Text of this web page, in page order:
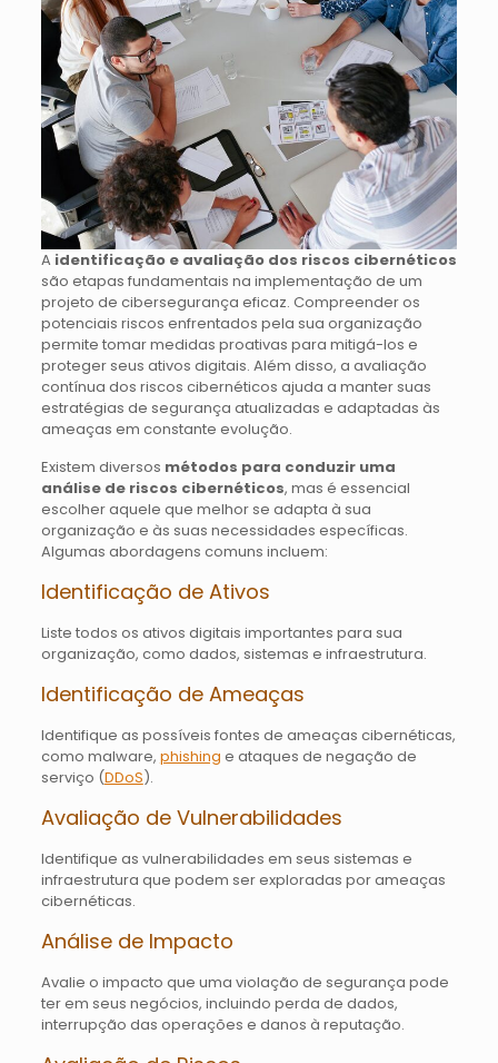
A identificação e avaliação dos riscos cibernéticos
são etapas fundamentais na implementação de um
projeto de cibersegurança eficaz. Compreender os
potenciais riscos enfrentados pela sua organização
permite tomar medidas proativas para mitigá-los e
proteger seus ativos digitais. Além disso, a avaliação
contínua dos riscos cibernéticos ajuda a manter suas
estratégias de segurança atualizadas e adaptadas às
ameaças em constante evolução.
Existem diversos métodos para conduzir uma
análise de riscos cibernéticos, mas é essencial
escolher aquele que melhor se adapta à sua
organização e às suas necessidades específicas.
Algumas abordagens comuns incluem:
Identificação de Ativos
Liste todos os ativos digitais importantes para sua
organização, como dados, sistemas e infraestrutura.
Identificação de Ameaças
Identifique as possíveis fontes de ameaças cibernéticas,
como malware, phishing e ataques de negação de
serviço (DDoS).
Avaliação de Vulnerabilidades
Identifique as vulnerabilidades em seus sistemas e
infraestrutura que podem ser exploradas por ameaças
cibernéticas.
Análise de Impacto
Avalie o impacto que uma violação de segurança pode
ter em seus negócios, incluindo perda de dados,
interrupção das operações e danos à reputação.